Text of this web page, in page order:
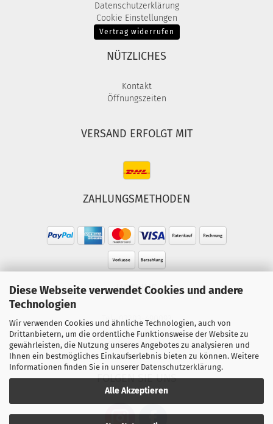
Diese Webseite verwendet Cookies und andere
Technologien
Wir verwenden Cookies und ähnliche Technologien, auch von
Drittanbietern, um die ordentliche Funktionsweise der Website zu
gewährleisten, die Nutzung unseres Angebotes zu analysieren und
Ihnen ein bestmögliches Einkaufserlebnis bieten zu können. Weitere
Informationen finden Sie in unserer Datenschutzerklärung.
Alle Akzeptieren
Datenschutzerklärung
Cookie Einstellungen
Vertrag widerrufen
NÜTZLICHES
Kontakt
Öffnungszeiten
VERSAND ERFOLGT MIT
ZAHLUNGSMETHODEN
HOTLINE
Tel.: 02303-490093
Mo.-Fr. 10:00 - 18:00 Uhr
Sa. 10:00 - 15:00 Uhr
FOLGEN SIE UNS